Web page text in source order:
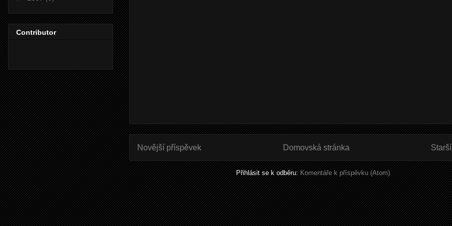
Novější příspěvek Domovská stránka
Přihlásit se k odběru:Komentáře k příspěvku (Atom)
Contributor